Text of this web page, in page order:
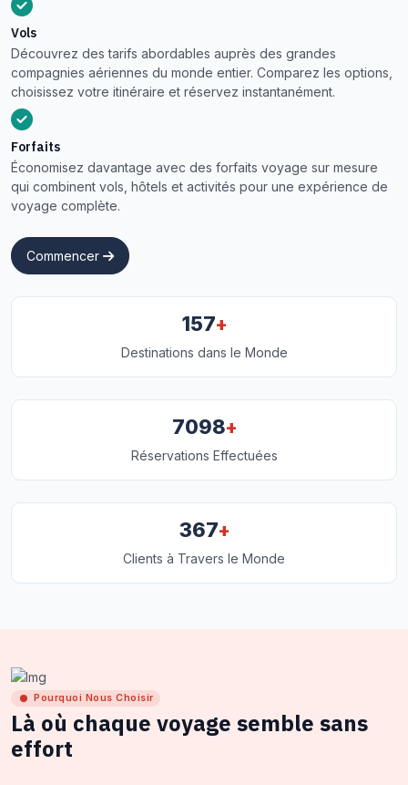
Vols
Découvrez des tarifs abordables auprès des grandes
compagnies aériennes du monde entier. Comparez les options,
choisissez votre itinéraire et réservez instantanément.
Forfaits
Économisez davantage avec des forfaits voyage sur mesure
qui combinent vols, hôtels et activités pour une expérience de
voyage complète.
Commencer
157+
Destinations dans le Monde
7098+
Réservations Effectuées
367+
Clients à Travers le Monde
Pourquoi Nous Choisir
Là où chaque voyage semble sans
effort